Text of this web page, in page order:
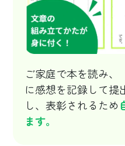
ご家庭で本を読み、
に感想を記録して提
し、表彰されるため
ます。